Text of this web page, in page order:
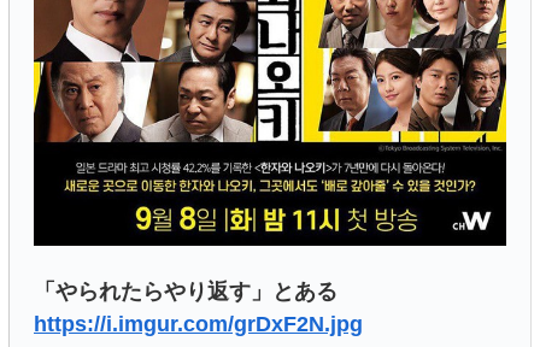
「やられたらやり返す」とある
https://i.imgur.com/grDxF2N.jpg